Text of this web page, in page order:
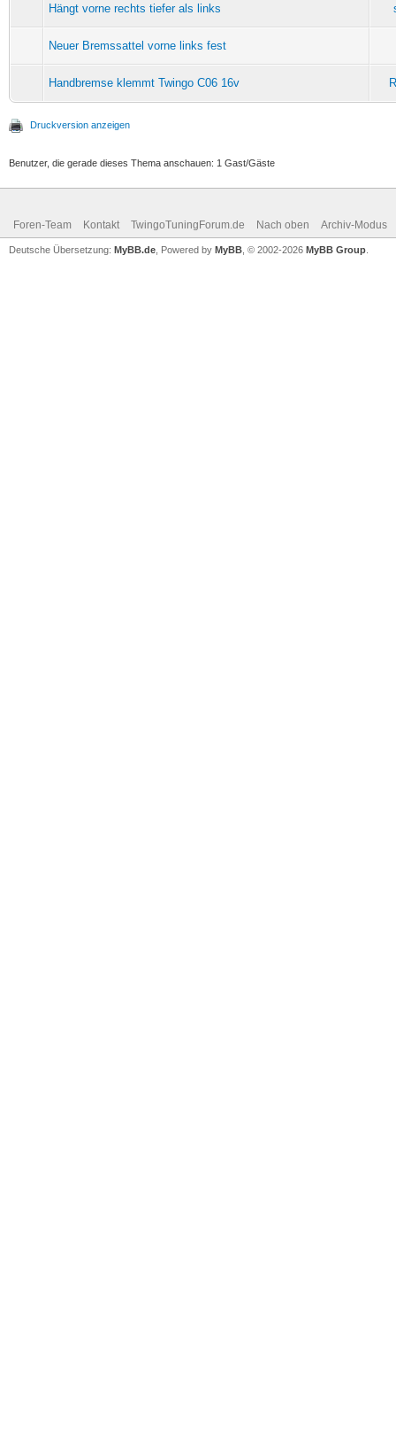
Hängt vorne rechts tiefer als links
Neuer Bremssattel vorne links fest
Handbremse klemmt Twingo C06 16v
Druckversion anzeigen
Benutzer, die gerade dieses Thema anschauen: 1 Gast/Gäste
Foren-Team Kontakt TwingoTuningForum.de Nach oben Archiv-Modus
Deutsche Übersetzung: MyBB.de , Powered by MyBB , © 2002-2026 MyBB Group